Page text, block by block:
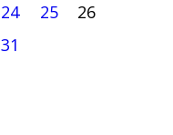
24 25
26
31